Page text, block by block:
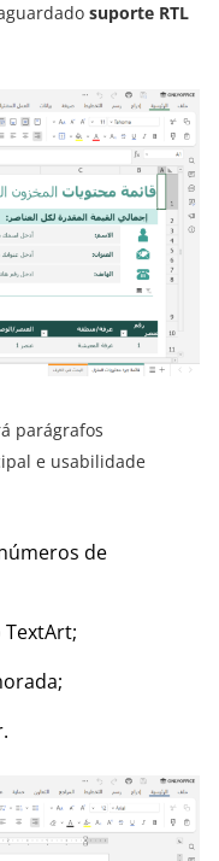
suporte RTL
parágrafos
e usabilidade
de